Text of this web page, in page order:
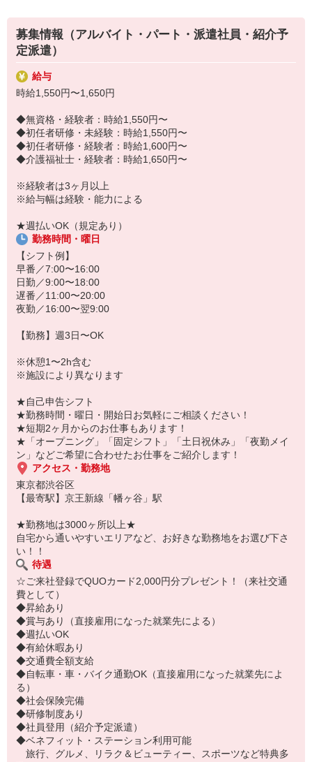
・薬やおしぼりの準備などのケア
・体操や季節ごとのレクリエーション
・歩行、車椅子の介助
・見守り
※施設により異なります
20代・30代・40代・50代・60代、
若手からミドル、中高年（エルダー）、シニア世代まで幅広く活躍
中！
「すぐに働けるところはないかな…」
「しっかり稼げるアルバイトを探してる。」
募集情報（アルバイト・パート・派遣社員・紹介予
定派遣）
給与
時給1,550円〜1,650円
◆無資格・経験者：時給1,550円〜
◆初任者研修・未経験：時給1,550円〜
◆初任者研修・経験者：時給1,600円〜
◆介護福祉士・経験者：時給1,650円〜
※経験者は3ヶ月以上
※給与幅は経験・能力による
★週払いOK（規定あり）
勤務時間・曜日
【シフト例】
早番／7:00〜16:00
日勤／9:00〜18:00
遅番／11:00〜20:00
夜勤／16:00〜翌9:00
【勤務】週3日〜OK
※休憩1〜2h含む
※施設により異なります
★自己申告シフト
★勤務時間・曜日・開始日お気軽にご相談ください！
★短期2ヶ月からのお仕事もあります！
★「オープニング」「固定シフト」「土日祝休み」「夜勤メイ
ン」などご希望に合わせたお仕事をご紹介します！
アクセス・勤務地
東京都渋谷区
【最寄駅】京王新線「幡ヶ谷」駅
★勤務地は3000ヶ所以上★
自宅から通いやすいエリアなど、お好きな勤務地をお選び下さ
い！！
待遇
☆ご来社登録でQUOカード2,000円分プレゼント！（来社交通
費として）
◆昇給あり
◆賞与あり（直接雇用になった就業先による）
◆週払いOK
◆有給休暇あり
◆交通費全額支給
◆自転車・車・バイク通勤OK（直接雇用になった就業先によ
る）
◆社会保険完備
◆研修制度あり
◆社員登用（紹介予定派遣）
◆ベネフィット・ステーション利用可能
旅行、グルメ、リラク＆ビューティー、スポーツなど特典多